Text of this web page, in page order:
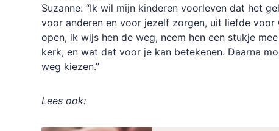
Suzanne: “Ik wil mijn kinderen voorleven dat het
voor anderen en voor jezelf zorgen, uit liefde voor
open, ik wijs hen de weg, neem hen een stukje
kerk, en wat dat voor je kan betekenen. Daarna
weg kiezen.”
Lees ook: